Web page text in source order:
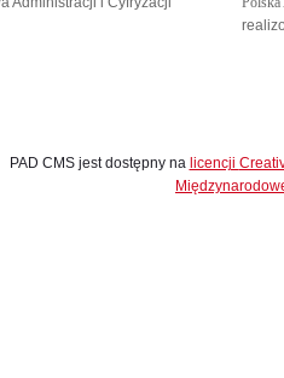
PAD CMS jest dostępny na licencji